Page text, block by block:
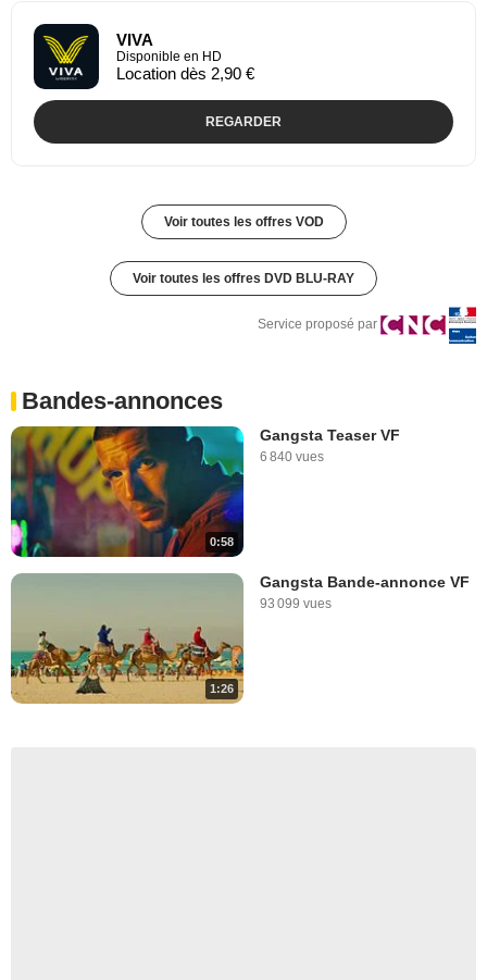
VIVA
Disponible en HD
Location dès 2,90 €
REGARDER
Voir toutes les offres VOD
Voir toutes les offres DVD BLU-RAY
Service proposé par
Bandes-annonces
0:58
Gangsta Teaser VF
6 840 vues
1:26
Gangsta Bande-annonce VF
93 099 vues